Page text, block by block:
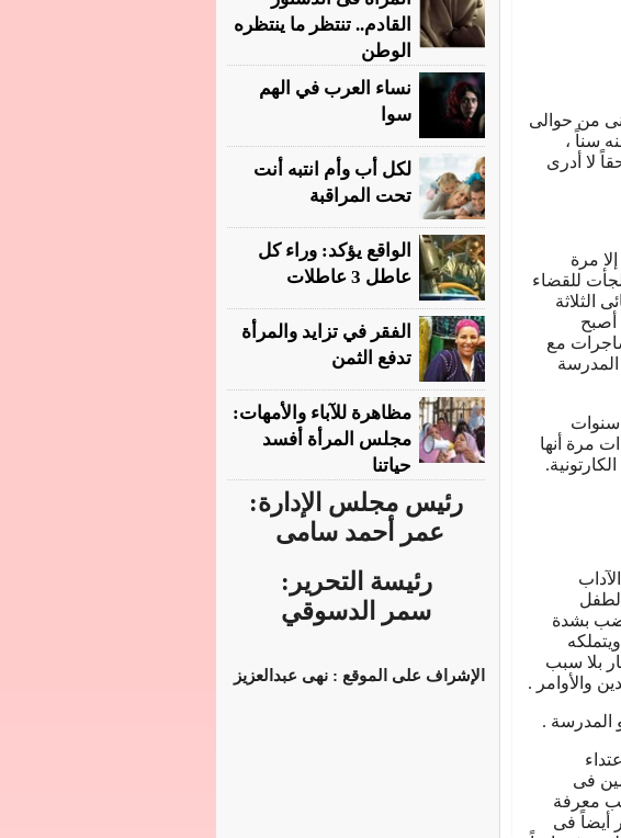
من حوالى
سناً ،
لا أدرى
مرة
للقضاء
الثلاثة
أصبح
مع
وتقول حنان طلعت - ربة منزل - ابنتى تبلع من العمر 9 سنوات
مرة أنها
بشدة
بلا سبب
والأوامر .
المدرسة .
فى
معرفة
أيضاً فى
القادم.. تنتظر ما ينتظره
الوطن
نساء العرب في الهم
سوا
لكل أب وأم انتبه أنت
تحت المراقبة
الواقع يؤكد: وراء كل
عاطل 3 عاطلات
الفقر في تزايد والمرأة
تدفع الثمن
مظاهرة للآباء والأمهات:
مجلس المرأة أفسد
حياتنا
رئيس مجلس الإدارة:
عمر أحمد سامى
رئيسة التحرير:
سمر الدسوقي
الإشراف على الموقع : نهى عبدالعزيز